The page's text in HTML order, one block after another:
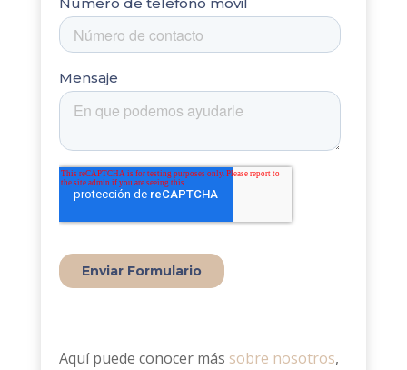
Aquí puede conocer más sobre nosotros,